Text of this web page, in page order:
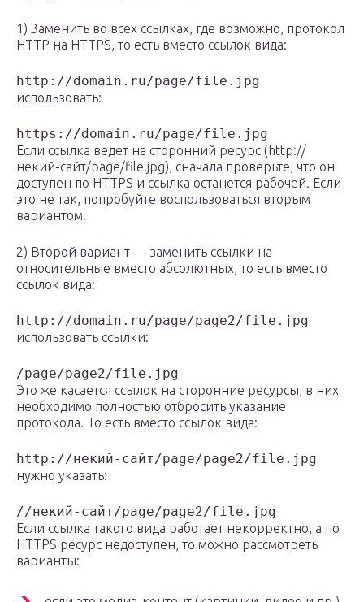
1) Заменить во всех ссылках, где возможно, протокол
HTTP на HTTPS, то есть вместо ссылок вида:
http://domain.ru/page/file.jpg
использовать:
https://domain.ru/page/file.jpg
Если ссылка ведет на сторонний ресурс (http://
некий-сайт/page/file.jpg), сначала проверьте, что он
доступен по HTTPS и ссылка останется рабочей. Если
это не так, попробуйте воспользоваться вторым
вариантом.
2) Второй вариант — заменить ссылки на
относительные вместо абсолютных, то есть вместо
ссылок вида:
http://domain.ru/page/page2/file.jpg
использовать ссылки:
/page/page2/file.jpg
Это же касается ссылок на сторонние ресурсы, в них
необходимо полностью отбросить указание
протокола. То есть вместо ссылок вида:
http://некий-сайт/page/page2/file.jpg
нужно указать:
//некий-сайт/page/page2/file.jpg
Если ссылка такого вида работает некорректно, а по
HTTPS ресурс недоступен, то можно рассмотреть
варианты: